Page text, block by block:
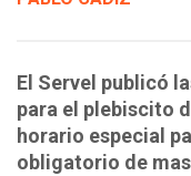
El Servel publicó
para el plebiscito
horario especial
obligatorio de